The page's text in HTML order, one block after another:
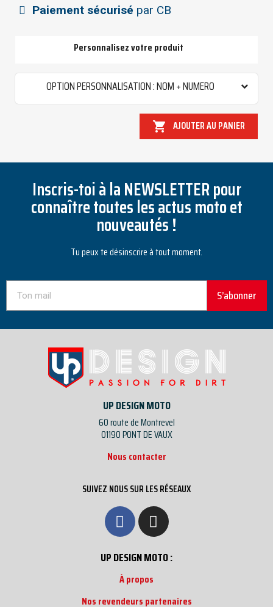
Paiement sécurisé par CB
Personnalisez votre produit
OPTION PERSONNALISATION : NOM + NUMERO
 AJOUTER AU PANIER
Inscris-toi à la NEWSLETTER pour
connaître toutes les actus moto et
nouveautés !
Tu peux te désinscrire à tout moment.
S’abonner
UP DESIGN MOTO
60 route de Montrevel
01190 PONT DE VAUX
Nous contacter
SUIVEZ NOUS SUR LES RÉSEAUX
UP DESIGN MOTO :
À propos
Nos revendeurs partenaires